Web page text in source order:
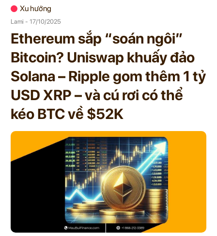
Xu hướng
Lami - 17/10/2025
Ethereum sắp “soán ngôi”
Bitcoin? Uniswap khuấy đảo
Solana – Ripple gom thêm 1 tỷ
USD XRP – và cú rơi có thể
kéo BTC về $52K